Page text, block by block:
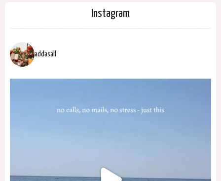
Instagram
addasall